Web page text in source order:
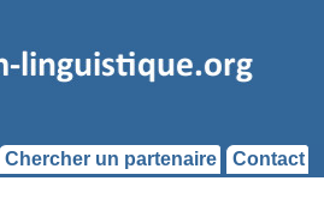
Chercher un partenaire Contact